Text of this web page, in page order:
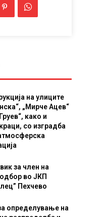
на улиците
„Мирче Ацев“
како и
со изградба
за член на
во ЈКП
Пехчево
определување на